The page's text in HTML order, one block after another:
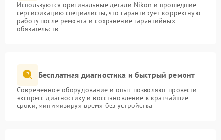
Используются оригинальные детали Nikon и прошедшие
сертификацию специалисты, что гарантирует корректную
работу после ремонта и сохранение гарантийных
обязательств
Бесплатная диагностика и быстрый ремонт
Современное оборудование и опыт позволяют провести
экспресс-диагностику и восстановление в кратчайшие
сроки, минимизируя время без устройства